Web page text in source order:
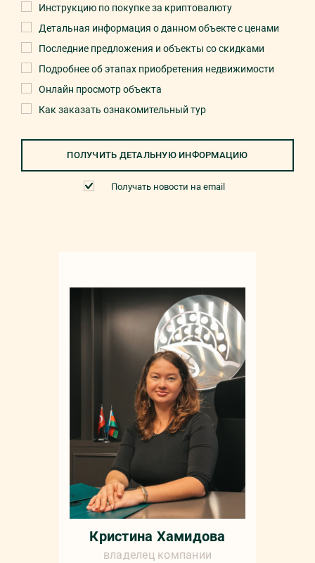
Инструкцию по покупке за криптовалюту
Детальная информация о данном объекте с ценами
Последние предложения и объекты со скидками
Подробнее об этапах приобретения недвижимости
Онлайн просмотр объекта
Как заказать ознакомительный тур
ПОЛУЧИТЬ ДЕТАЛЬНУЮ ИНФОРМАЦИЮ
Получать новости на email
Кристина Хамидова
владелец компании